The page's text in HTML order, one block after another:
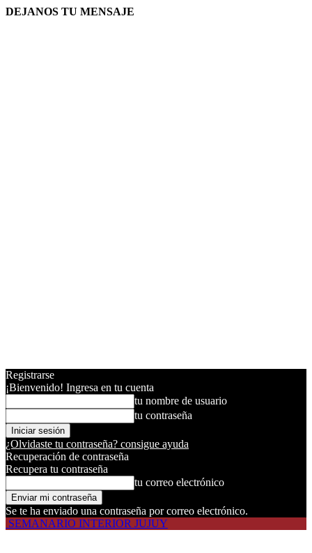
DEJANOS TU MENSAJE
Registrarse
¡Bienvenido! Ingresa en tu cuenta
tu nombre de usuario
tu contraseña
¿Olvidaste tu contraseña? consigue ayuda
Recuperación de contraseña
Recupera tu contraseña
tu correo electrónico
Se te ha enviado una contraseña por correo electrónico.
SEMANARIO INTERIOR JUJUY